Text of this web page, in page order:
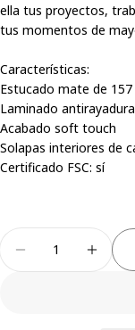
ella tus proyectos,
tus momentos de
Características:
Estucado mate de
Laminado
Acabado soft touch
Solapas interiores de
Certificado FSC: sí
Decrease
Share
Share
Facebook
Share
X